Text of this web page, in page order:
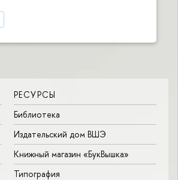
РЕСУРСЫ
Библиотека
Издательский дом ВШЭ
Книжный магазин «БукВышка»
Типография